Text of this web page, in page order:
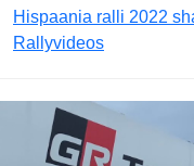
Hispaania ralli 2022
Rallyvideos